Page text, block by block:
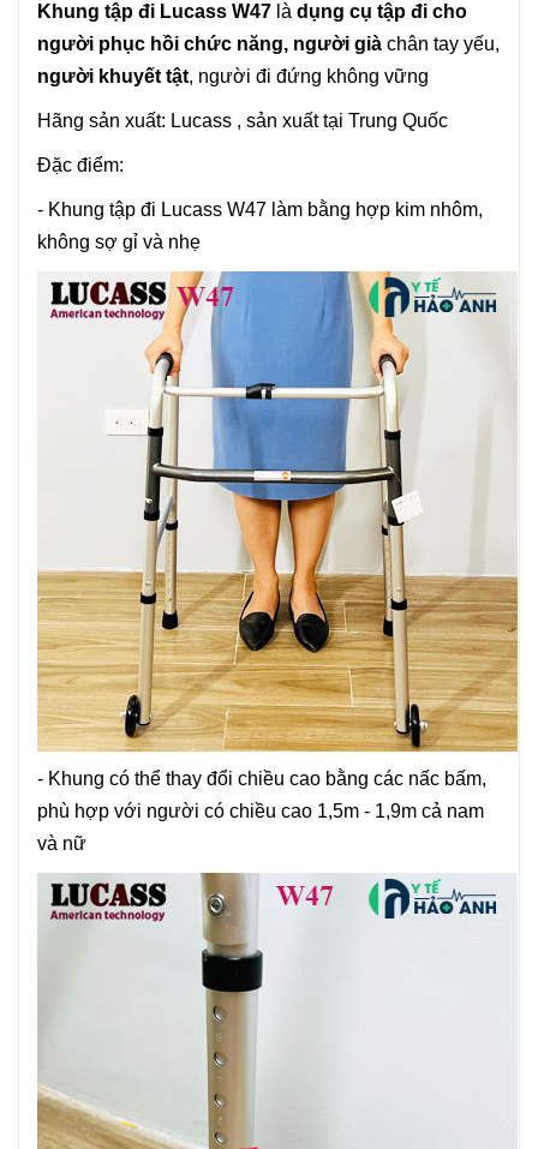
Khung tập đi Lucass W47 là dụng cụ tập đi cho
người phục hồi chức năng, người già chân tay yếu,
người khuyết tật, người đi đứng không vững
Hãng sản xuất: Lucass , sản xuất tại Trung Quốc
Đặc điểm:
- Khung tập đi Lucass W47 làm bằng hợp kim nhôm,
không sợ gỉ và nhẹ
- Khung có thể thay đổi chiều cao bằng các nấc bấm,
phù hợp với người có chiều cao 1,5m - 1,9m cả nam
và nữ